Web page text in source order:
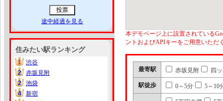
途中経過を見る
住みたい駅ランキング
1
1
渋谷
2
2
赤坂見附
2
2
池袋
4
4
新宿
本デモページ上に設置されている
ントおよびAPIキーをご用意いただ
最寄駅 赤坂見附 四
駅徒歩 0～5分 5～10